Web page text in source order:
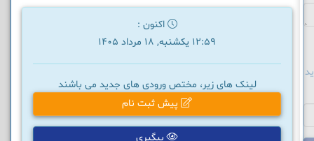
اکنون :
12:59 یکشنبه, 18 مرداد 1405
لینک های زیر، مختص ورودی های جدید می باشند
پیش ثبت نام
پیگیری